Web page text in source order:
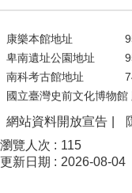
康樂本館地址
卑南遺址公園地址
南科考古館地址
國立臺灣史前文化博物
網站資料開放宣告
瀏覽人次
115
更新日期
2026-08-04